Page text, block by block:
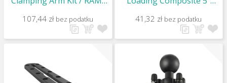
107,44 zł bez podatku 41,32 zł bez podatku